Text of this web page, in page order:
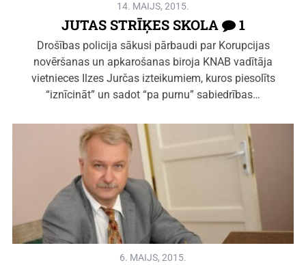
14. MAIJS, 2015.
JUTAS STRĪĶES SKOLA 1
Drošības policija sākusi pārbaudi par Korupcijas
novēršanas un apkarošanas biroja KNAB vadītāja
vietnieces Ilzes Jurčas izteikumiem, kuros piesolīts
“iznīcināt” un sadot “pa purnu” sabiedrības…
6. MAIJS, 2015.